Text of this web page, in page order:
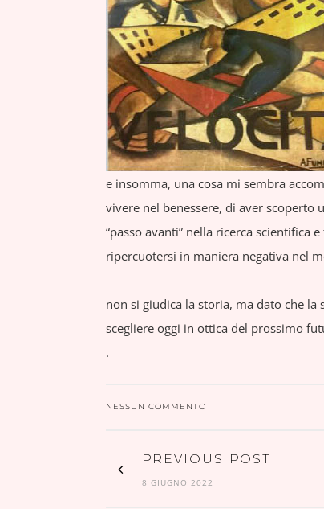
e insomma, una cosa mi sembra
vivere nel benessere, di aver
“passo avanti” nella ricerca scientifica
ripercuotersi in maniera negativa nel
non si giudica la storia, ma dato che
scegliere oggi in ottica del prossimo
.
NESSUN COMMENTO
PREVIOUS POST
8 GIUGNO 2022